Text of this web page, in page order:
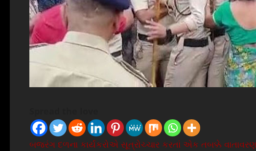
બજરંગ દળના કાર્યકરોએ સૂત્રોચ્ચાર કરતાં એક તબક્કે